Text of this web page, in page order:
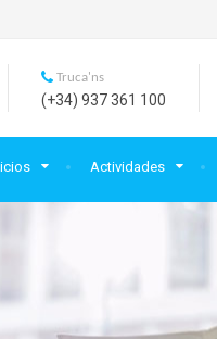
Actividades
Truca'ns
(+34) 937 361 100